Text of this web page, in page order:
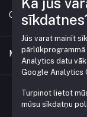
Contacts
Address
Phone
+371 28379999
My Account
Login
Order History
Jūs varat mainīt
Analytics datu
Google Analytics
Turpinot lietot
mūsu sīkdatņu